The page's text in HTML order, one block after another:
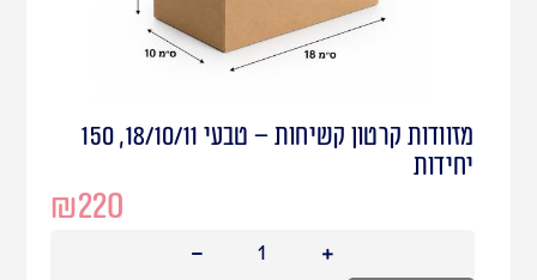
מזוודות קרטון קשיחות – טבעי 18/10/11, 150
יחידות
₪220